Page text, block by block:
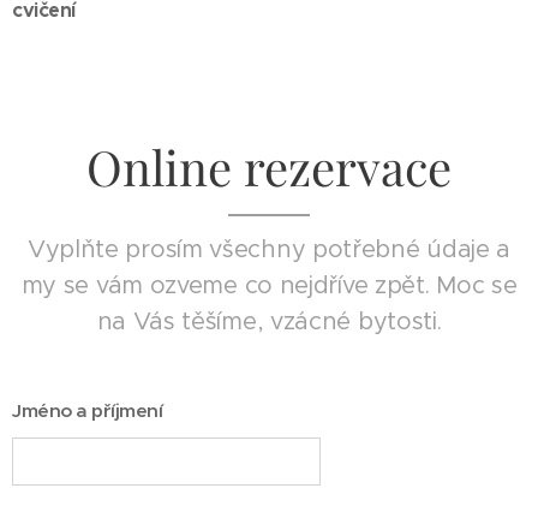
cvičení
Online rezervace
Vyplňte prosím všechny potřebné údaje a
my se vám ozveme co nejdříve zpět. Moc se
na Vás těšíme, vzácné bytosti.
Jméno a příjmení